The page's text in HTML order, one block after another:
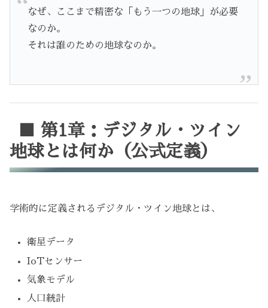
なぜ、ここまで精密な「もう一つの地球」が必要
なのか。
それは誰のための地球なのか。
■ 第1章：デジタル・ツイン
地球とは何か（公式定義）
学術的に定義されるデジタル・ツイン地球とは、
衛星データ
IoTセンサー
気象モデル
人口統計